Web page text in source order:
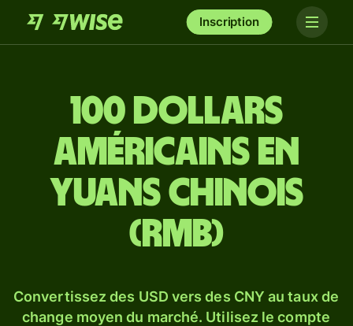
Inscription
100 dollars
américains en
yuans chinois
(RMB)
Convertissez des USD vers des CNY au taux de
change moyen du marché. Utilisez le compte